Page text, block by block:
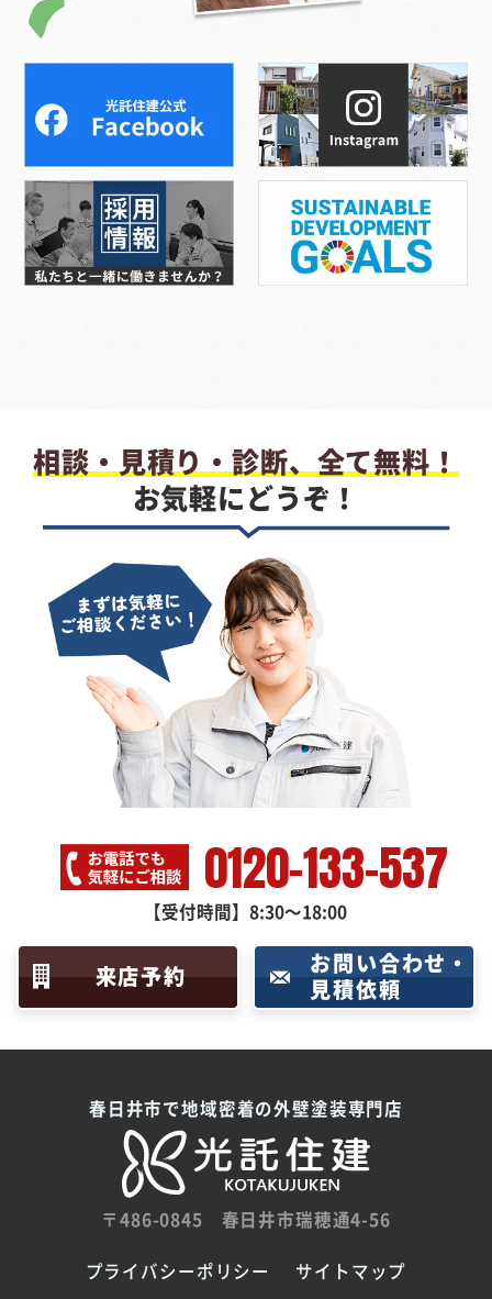
相談・見積り・診断、全て無料！
お気軽にどうぞ！
0120-133-537
【受付時間】8:30～18:00
来店予約
お問い合わせ・
見積依頼
春日井市で地域密着の外壁塗装専門店
〒486-0845 春日井市瑞穂通4-56
プライバシーポリシー サイトマップ